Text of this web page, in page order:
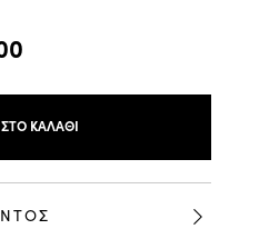
ΚΑΛΆΘΙ